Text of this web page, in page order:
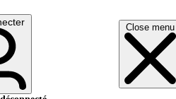
Close menu